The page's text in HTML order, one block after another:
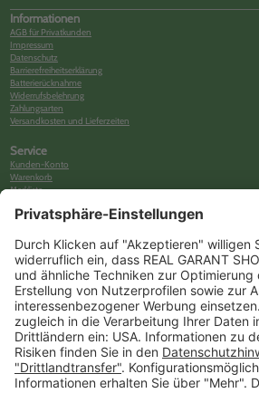
Informationen
AGB für Privatkunden
Impressum
Datenschutz
Barrierefreiheitserklärung
Batterierücknahme
Widerrufsbelehrung
Zahlungsarten
Versandkosten und Lieferzeiten
Service
Kunden-Konto
Warenkorb
Merkliste
Newsletter
FAQs
Über uns
Kategorien
Betriebsorganisation (52)
Schlüsselorganisation (140)
Reifenorganisation (35)
Werkstattorganisation (166)
Preisauszeichnung und Preisdisplays (35)
Formulare KFZ und Werkstatt (34)
Kennzeichenhalter (49)
KFZ-Verkauf und KFZ-Präsentation (19)